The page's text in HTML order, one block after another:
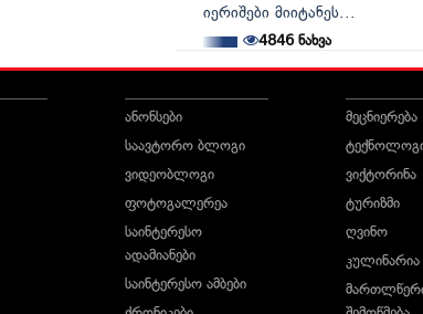
იერიშები მიიტანეს...
4846ნახვა
ანონსები
საავტორო ბლოგი
ვიდეობლოგი
ფოტოგალერეა
საინტერესო
ადამიანები
საინტერესო ამბები
მეცნიერება
ვიქტორინა
ტურიზმი
ღვინო
კულინარია